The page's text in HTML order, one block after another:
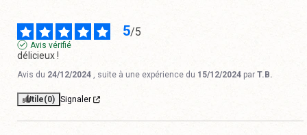
5/5
Avis vérifié
délicieux !
Avis du 24/12/2024 , suite à une expérience du 15/12/2024 par T.B.
Utile(0) Signaler